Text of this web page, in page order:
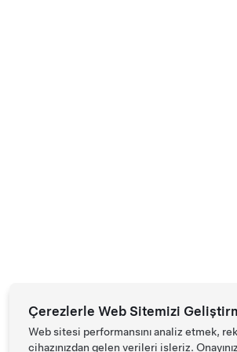
Çerezlerle Web Sitemizi
Web sitesi performansını analiz etmek,
cihazınızdan gelen verileri işleriz.